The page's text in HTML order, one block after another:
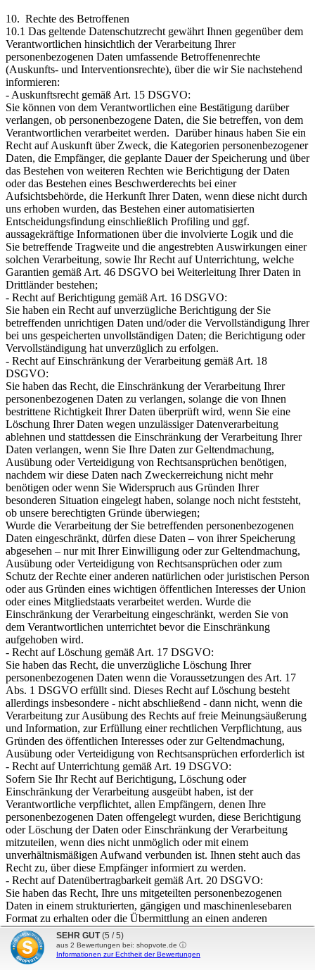
10. Rechte des Betroffenen
10.1 Das geltende Datenschutzrecht gewährt Ihnen gegenüber dem
Verantwortlichen hinsichtlich der Verarbeitung Ihrer
personenbezogenen Daten umfassende Betroffenenrechte
(Auskunfts- und Interventionsrechte), über die wir Sie nachstehend
informieren:
- Auskunftsrecht gemäß Art. 15 DSGVO:
Sie können von dem Verantwortlichen eine Bestätigung darüber
verlangen, ob personenbezogene Daten, die Sie betreffen, von dem
Verantwortlichen verarbeitet werden. Darüber hinaus haben Sie ein
Recht auf Auskunft über Zweck, die Kategorien personenbezogener
Daten, die Empfänger, die geplante Dauer der Speicherung und über
das Bestehen von weiteren Rechten wie Berichtigung der Daten
oder das Bestehen eines Beschwerderechts bei einer
Aufsichtsbehörde, die Herkunft Ihrer Daten, wenn diese nicht durch
uns erhoben wurden, das Bestehen einer automatisierten
Entscheidungsfindung einschließlich Profiling und ggf.
aussagekräftige Informationen über die involvierte Logik und die
Sie betreffende Tragweite und die angestrebten Auswirkungen einer
solchen Verarbeitung, sowie Ihr Recht auf Unterrichtung, welche
Garantien gemäß Art. 46 DSGVO bei Weiterleitung Ihrer Daten in
Drittländer bestehen;
- Recht auf Berichtigung gemäß Art. 16 DSGVO:
Sie haben ein Recht auf unverzügliche Berichtigung der Sie
betreffenden unrichtigen Daten und/oder die Vervollständigung Ihrer
bei uns gespeicherten unvollständigen Daten; die Berichtigung oder
Vervollständigung hat unverzüglich zu erfolgen.
- Recht auf Einschränkung der Verarbeitung gemäß Art. 18
DSGVO:
Sie haben das Recht, die Einschränkung der Verarbeitung Ihrer
personenbezogenen Daten zu verlangen, solange die von Ihnen
bestrittene Richtigkeit Ihrer Daten überprüft wird, wenn Sie eine
Löschung Ihrer Daten wegen unzulässiger Datenverarbeitung
ablehnen und stattdessen die Einschränkung der Verarbeitung Ihrer
Daten verlangen, wenn Sie Ihre Daten zur Geltendmachung,
Ausübung oder Verteidigung von Rechtsansprüchen benötigen,
nachdem wir diese Daten nach Zweckerreichung nicht mehr
benötigen oder wenn Sie Widerspruch aus Gründen Ihrer
besonderen Situation eingelegt haben, solange noch nicht feststeht,
ob unsere berechtigten Gründe überwiegen;
Wurde die Verarbeitung der Sie betreffenden personenbezogenen
Daten eingeschränkt, dürfen diese Daten – von ihrer Speicherung
abgesehen – nur mit Ihrer Einwilligung oder zur Geltendmachung,
Ausübung oder Verteidigung von Rechtsansprüchen oder zum
Schutz der Rechte einer anderen natürlichen oder juristischen Person
oder aus Gründen eines wichtigen öffentlichen Interesses der Union
oder eines Mitgliedstaats verarbeitet werden. Wurde die
Einschränkung der Verarbeitung eingeschränkt, werden Sie von
dem Verantwortlichen unterrichtet bevor die Einschränkung
aufgehoben wird.
- Recht auf Löschung gemäß Art. 17 DSGVO:
Sie haben das Recht, die unverzügliche Löschung Ihrer
personenbezogenen Daten wenn die Voraussetzungen des Art. 17
Abs. 1 DSGVO erfüllt sind. Dieses Recht auf Löschung besteht
allerdings insbesondere - nicht abschließend - dann nicht, wenn die
Verarbeitung zur Ausübung des Rechts auf freie Meinungsäußerung
und Information, zur Erfüllung einer rechtlichen Verpflichtung, aus
Gründen des öffentlichen Interesses oder zur Geltendmachung,
Ausübung oder Verteidigung von Rechtsansprüchen erforderlich ist
- Recht auf Unterrichtung gemäß Art. 19 DSGVO:
Sofern Sie Ihr Recht auf Berichtigung, Löschung oder
Einschränkung der Verarbeitung ausgeübt haben, ist der
Verantwortliche verpflichtet, allen Empfängern, denen Ihre
personenbezogenen Daten offengelegt wurden, diese Berichtigung
oder Löschung der Daten oder Einschränkung der Verarbeitung
mitzuteilen, wenn dies nicht unmöglich oder mit einem
unverhältnismäßigen Aufwand verbunden ist. Ihnen steht auch das
Recht zu, über diese Empfänger informiert zu werden.
- Recht auf Datenübertragbarkeit gemäß Art. 20 DSGVO:
Sie haben das Recht, Ihre uns mitgeteilten personenbezogenen
Daten in einem strukturierten, gängigen und maschinenlesebaren
Format zu erhalten oder die Übermittlung an einen anderen
Verantwortlichen zu verlangen, soweit dies technisch möglich ist;
- Recht auf Widerruf gemäß Art. 7 Abs. 3 DSGVO:
Sie haben das Recht, jederzeit gegen die Verarbeitung der Sie
SEHR GUT (5 / 5)
aus 2 Bewertungen bei: shopvote.de ⓘ
Informationen zur Echtheit der Bewertungen